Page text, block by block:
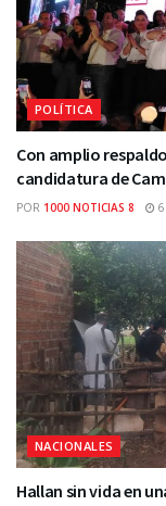
POLÍTICA
Con amplio
candidatura de
POR 1000 NOTICIAS 8
NACIONALES
Hallan sin vida en